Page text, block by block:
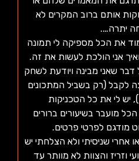
אותם ברוב המקרים לא
יתרה….
את הכל מספיקה לי תמונה
אני הולכת לעשות את זה.
דבר שאני מבינה ויודעת לשחק
לקבל (רק בשביל המתכונים
יש לי את כל הטכניקות
מועבר בשיעורים ברורים
מודגם לפרטי פרטים.
אחרי שניסיתי ולא הצלחתי יש
וזריז והצוות לא מוותר עד